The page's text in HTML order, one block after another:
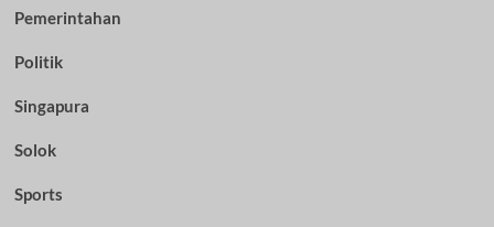
Pemerintahan
Politik
Singapura
Solok
Sports